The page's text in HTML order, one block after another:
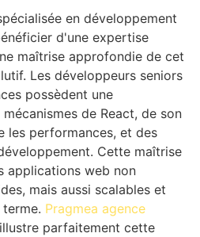
en développement
d'une expertise
maîtrise approfondie de cet
Les développeurs seniors
possèdent une
de React, de son
les performances, et des
Cette maîtrise
applications web non
mais aussi scalables et
Pragmea agence
illustre parfaitement cette